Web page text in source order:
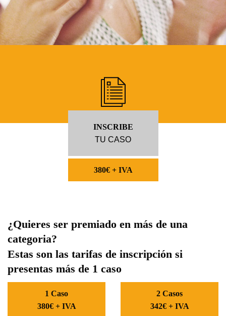
INSCRIBE
TU CASO
380€ + IVA
¿Quieres ser premiado en más de una
categoria?
Estas son las tarifas de inscripción si
presentas más de 1 caso
1 Caso
380€ + IVA
2 Casos
342€ + IVA